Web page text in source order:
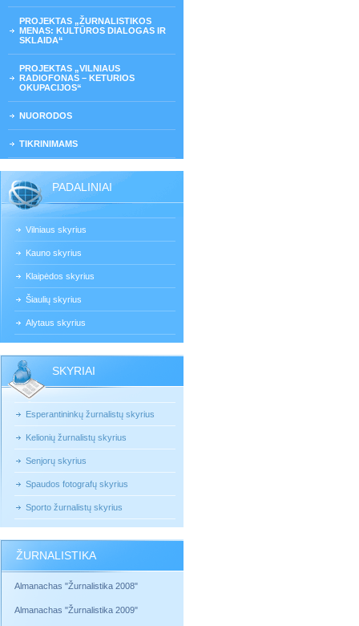
PROJEKTAS „ŽURNALISTIKOS
MENAS: KULTŪROS DIALOGAS IR
SKLAIDA“
PROJEKTAS „VILNIAUS
RADIOFONAS – KETURIOS
OKUPACIJOS“
NUORODOS
TIKRINIMAMS
PADALINIAI
Vilniaus skyrius
Kauno skyrius
Klaipėdos skyrius
Šiaulių skyrius
Alytaus skyrius
SKYRIAI
Esperantininkų žurnalistų skyrius
Kelionių žurnalistų skyrius
Senjorų skyrius
Spaudos fotografų skyrius
Sporto žurnalistų skyrius
ŽURNALISTIKA
Almanachas "Žurnalistika 2008"
Almanachas "Žurnalistika 2009"